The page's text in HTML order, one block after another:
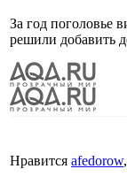
За год поголовье
решили добавить
Нравится afedorow,